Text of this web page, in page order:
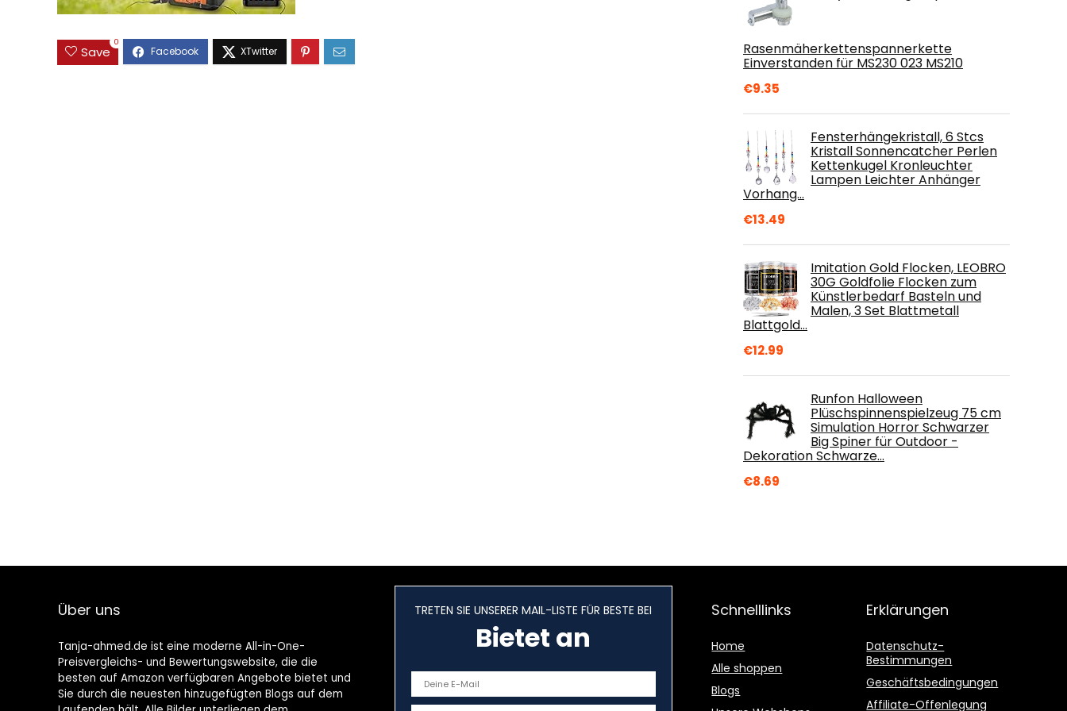
Save
0 Rasenmäherkettenspannerkette
Einverstanden für MS230 023 MS210
€9.35
Fensterhängekristall, 6 Stcs
Kristall Sonnencatcher Perlen
Kettenkugel Kronleuchter
Lampen Leichter Anhänger
Vorhang…
€13.49
Imitation Gold Flocken, LEOBRO
30G Goldfolie Flocken zum
Künstlerbedarf Basteln und
Malen, 3 Set Blattmetall
Blattgold…
€12.99
Runfon Halloween
Plüschspinnenspielzeug 75 cm
Simulation Horror Schwarzer
Big Spiner für Outdoor -
Dekoration Schwarze…
€8.69
Über uns
Tanja-ahmed.de ist eine moderne All-in-One-
Preisvergleichs- und Bewertungswebsite, die die
besten auf Amazon verfügbaren Angebote bietet und
Sie durch die neuesten hinzugefügten Blogs auf dem
TRETEN SIE UNSERER MAIL-LISTE FÜR BESTE BEI
Bietet an
Schnelllinks
Home
Alle shoppen
Blogs
Erklärungen
Datenschutz-
Bestimmungen
Geschäftsbedingungen
Affiliate-Offenlegung